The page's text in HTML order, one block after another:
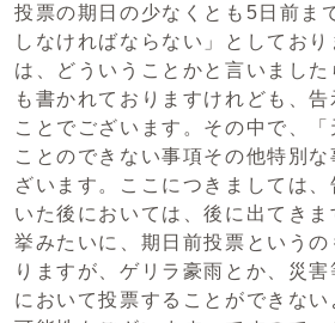
投票の期日の少なくとも5日前ま
しなければならない」としてお
は、どういうことかと言いまし
も書かれておりますけれども、
ことでございます。その中で、
ことのできない事項その他特別
ざいます。ここにつきましては
いた後においては、後に出てき
挙みたいに、期日前投票という
りますが、ゲリラ豪雨とか、災
において投票することができな